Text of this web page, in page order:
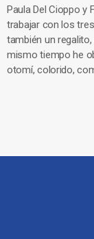
Paula Del Cioppo y
trabajar con los
también un
mismo tiempo he
otomí, colorido,